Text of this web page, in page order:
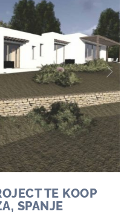
TE KOOP
SPANJE